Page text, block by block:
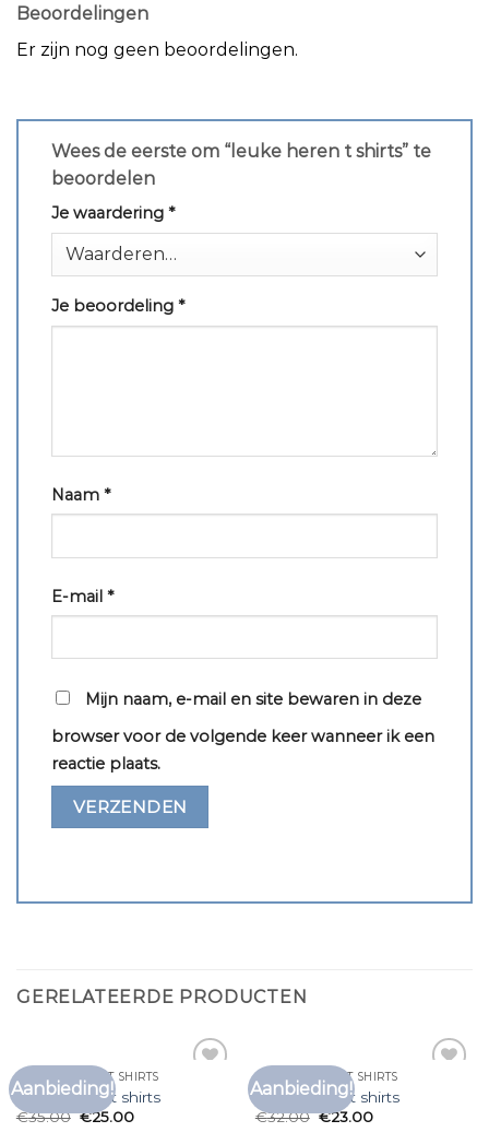
Beoordelingen
Er zijn nog geen beoordelingen.
Wees de eerste om “leuke heren t shirts” te
beoordelen
Je waardering *
Je beoordeling *
Naam *
E-mail *
Mijn naam, e-mail en site bewaren in deze
browser voor de volgende keer wanneer ik een
reactie plaats.
GERELATEERDE PRODUCTEN
Aanbieding!
LEUKE HEREN T SHIRTS
leuke heren t shirts
€35.00 €25.00
Aanbieding!
LEUKE HEREN T SHIRTS
leuke heren t shirts
€32.00 €23.00